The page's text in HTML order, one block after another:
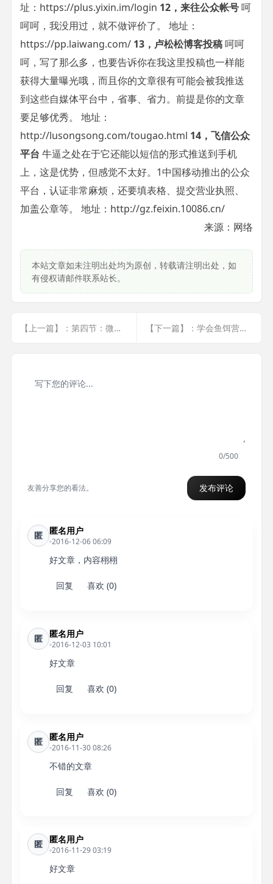
址：https://plus.yixin.im/login 12，来往公众帐号呵
呵呵，我没用过，就不做评价了。 地址：
https://pp.laiwang.com/ 13，卢松松博客投稿呵呵
呵，写了那么多，也要告诉你在我这里投稿也一样能
获得大量曝光哦，而且你的文章很有可能会被我推送
到这些自媒体平台中，省事、省力。前提是你的文章
要足够优秀。 地址：
http://lusongsong.com/tougao.html 14，飞信公众
平台 牛逼之处在于它还能以短信的形式推送到手机
上，这是优势，但感觉不太好。1中国移动推出的公众
平台，认证非常麻烦，还要填表格、提交营业执照、
加盖公章等。 地址：http://gz.feixin.10086.cn/
来源：网络
本站文章如未注明出处均为原创，转载请注明出处，如
有侵权请邮件联系站长。
【上一篇】：第四节：微信公众平台自动回复的使用方法 【下一篇】：学会鱼饵营销，你再也不会为没有粉丝犯愁了
0/500
友善分享您的看法。 发布评论
匿 匿名用户
2016-12-06 06:09
好文章，内容栩栩
回复 喜欢 (0)
匿 匿名用户
2016-12-03 10:01
好文章
回复 喜欢 (0)
匿 匿名用户
2016-11-30 08:26
不错的文章
回复 喜欢 (0)
匿 匿名用户
2016-11-29 03:19
好文章